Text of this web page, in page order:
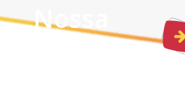
Nossa
Estrutura